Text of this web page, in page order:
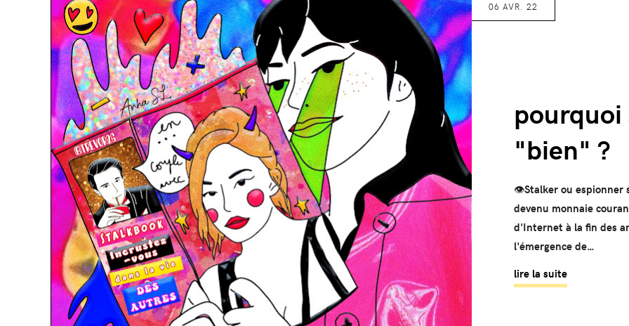
06 AVR. 22
"bien" ?
👁Stalker ou espionner
devenu monnaie
d'Internet à la fin des
l'émergence de…
lire la suite